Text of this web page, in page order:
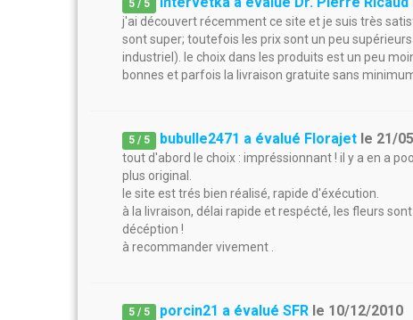
5 / 5
j'ai découvert récemment ce site et je suis très
sont super; toutefois les prix sont un peu
industriel). le choix dans les produits est un peu
bonnes et parfois la livraison gratuite sans
5 / 5 bubulle2471 a évalué Florajet le 21/
tout d'abord le choix : impréssionnant ! il y a en a
plus original.
le site est trés bien réalisé, rapide d'éxécution.
à la livraison, délai rapide et respécté, les fleurs
décéption !
à recommander vivement .
5 / 5 porcin21 a évalué SFR le 10/12/2010